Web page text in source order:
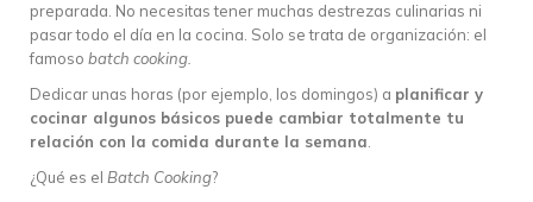
preparada. No necesitas tener muchas destrezas culinarias ni
pasar todo el día en la cocina. Solo se trata de organización: el
famoso batch cooking.
Dedicar unas horas (por ejemplo, los domingos) a planificar y
cocinar algunos básicos puede cambiar totalmente tu
relación con la comida durante la semana
¿Qué es el Batch Cooking?